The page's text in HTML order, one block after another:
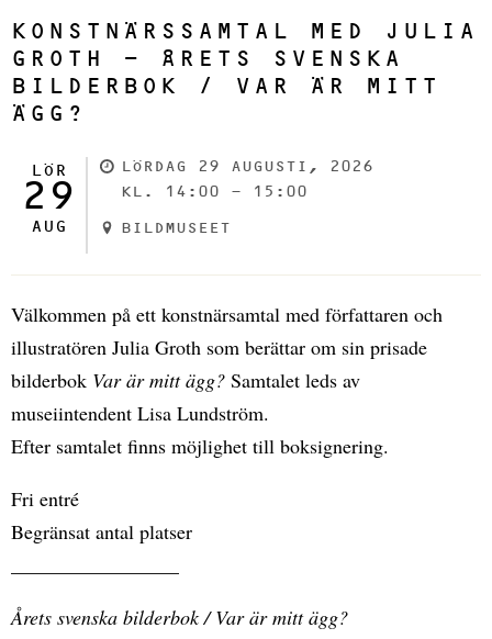
KONSTNÄRSSAMTAL MED JULIA
GROTH - ÅRETS SVENSKA
BILDERBOK / VAR ÄR MITT
ÄGG?
LÖR
29
AUG
LÖRDAG 29 AUGUSTI, 2026
KL. 14:00 - 15:00
BILDMUSEET
Välkommen på ett konstnärsamtal med författaren och
illustratören Julia Groth som berättar om sin prisade
bilderbok Var är mitt ägg? Samtalet leds av
museiintendent Lisa Lundström.
Efter samtalet finns möjlighet till boksignering.
Fri entré
Begränsat antal platser
Årets svenska bilderbok / Var är mitt ägg?